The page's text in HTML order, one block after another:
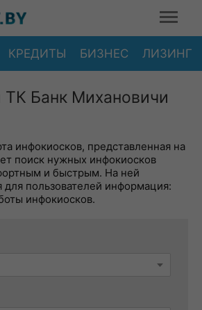
КРЕДИТЫ БИЗНЕС ЛИЗИНГ
ТК Банк Михановичи
инфокиосков, представленная на
поиск нужных инфокиосков
и быстрым. На ней
для пользователей информация:
инфокиосков.